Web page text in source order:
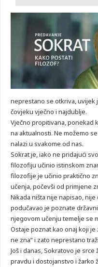
neprestano se otkriva, uvijek
čovjeku vječno i najdublje.
Vječno propitivana, ponekad
na aktualnosti. Ne možemo
nalazi u svakome od nas.
Sokrat je, iako ne pridajući
filozofiju učinio istinskom
filozofije je učinio praktično
učenja, počevši od primjene
Nikada ništa nije napisao,
podučavao je poznate
njegovom učenju temelje se
Ostaje poznat kao onaj koji
ne zna” i zato neprestano
Još i danas, Sokratovo je
pravdu i dostojanstvo i žarko